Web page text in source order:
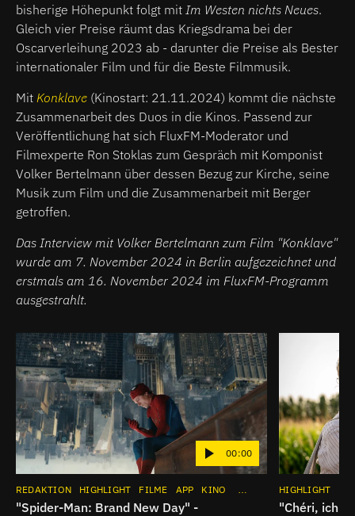
bisherige Höhepunkt folgt mit Im Westen nichts Neues.
Gleich vier Preise räumt das Kriegsdrama bei der
Oscarverleihung 2023 ab - darunter die Preise als Bester
internationaler Film und für die Beste Filmmusik.
Mit Konklave (Kinostart: 21.11.2024) kommt die nächste
Zusammenarbeit des Duos in die Kinos. Passend zur
Veröffentlichung hat sich FluxFM-Moderator und
Filmexperte Ron Stoklas zum Gespräch mit Komponist
Volker Bertelmann über dessen Bezug zur Kirche, seine
Musik zum Film und die Zusammenarbeit mit Berger
getroffen.
Das Interview mit Volker Bertelmann zum Film "Konklave"
wurde am 7. November 2024 in Berlin aufgezeichnet und
erstmals am 16. November 2024 im FluxFM-Programm
ausgestrahlt.
00:00
REDAKTION HIGHLIGHT FILME APP KINO INSTAGRAM
"Spider-Man: Brand New Day" -
HIGHLIGHT
"Chéri, ich